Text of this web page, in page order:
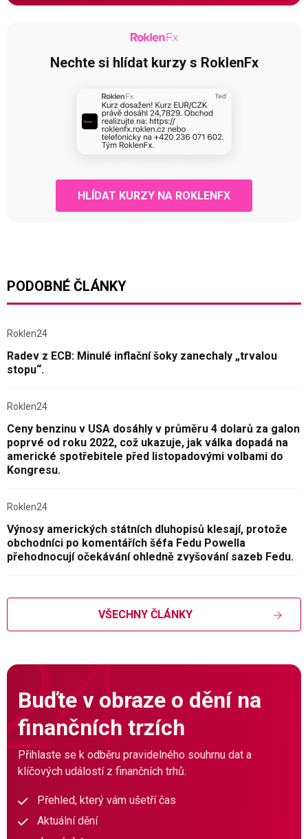
Nechte si hlídat kurzy s RoklenFx
HLÍDAT KURZY NA ROKLENFX
PODOBNÉ ČLÁNKY
Roklen24
Radev z ECB: Minulé inflační šoky zanechaly „trvalou
stopu“.
Roklen24
Ceny benzinu v USA dosáhly v průměru 4 dolarů za galon
poprvé od roku 2022, což ukazuje, jak válka dopadá na
americké spotřebitele před listopadovými volbami do
Kongresu.
Roklen24
Výnosy amerických státních dluhopisů klesají, protože
obchodníci po komentářích šéfa Fedu Powella
přehodnocují očekávání ohledně zvyšování sazeb Fedu.
VŠECHNY ČLÁNKY
Buďte v obraze o dění na
finančních trzích
Přihlaste se k odběru pravidelného souhrnu dat a
klíčových událostí z finančních trhů.
Přehled, který vám ušetří čas
Aktuální dění